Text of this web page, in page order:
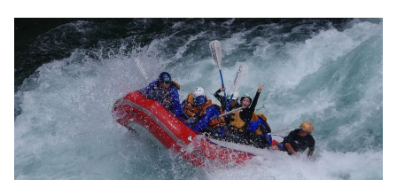
今回は阿波踊りの後に汗を流すのにぴったりな、徳島のおす
すめ温浴施設をご紹介します！